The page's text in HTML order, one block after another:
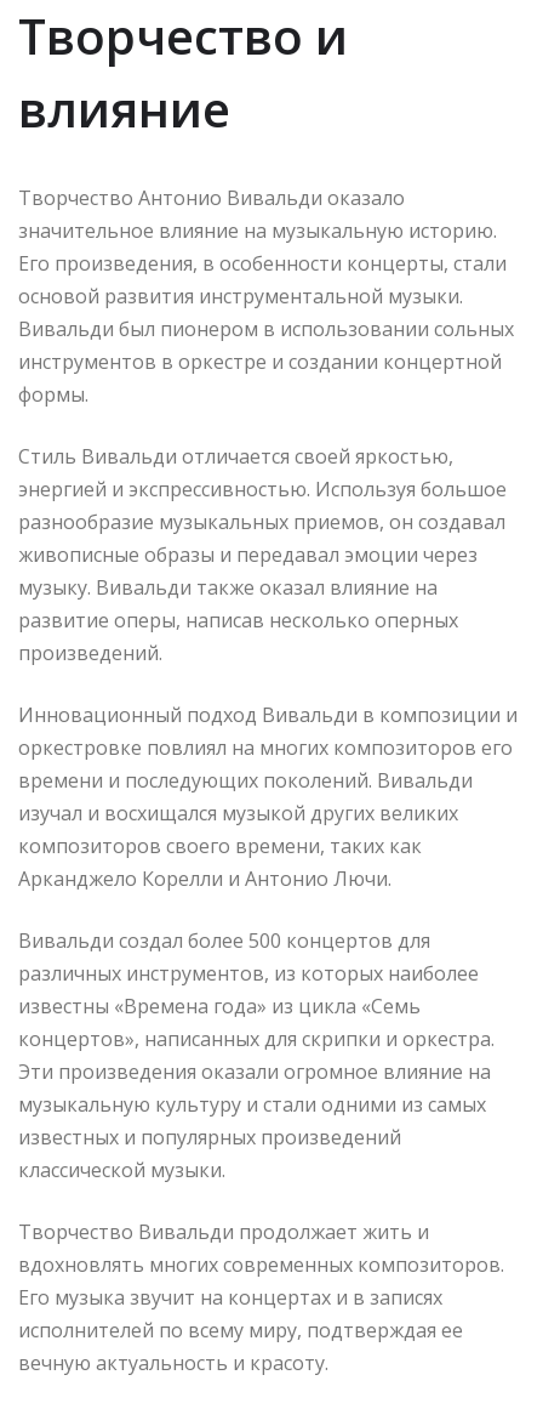
Творчество и
влияние
Творчество Антонио Вивальди оказало
значительное влияние на музыкальную историю.
Его произведения, в особенности концерты, стали
основой развития инструментальной музыки.
Вивальди был пионером в использовании сольных
инструментов в оркестре и создании концертной
формы.
Стиль Вивальди отличается своей яркостью,
энергией и экспрессивностью. Используя большое
разнообразие музыкальных приемов, он создавал
живописные образы и передавал эмоции через
музыку. Вивальди также оказал влияние на
развитие оперы, написав несколько оперных
произведений.
Инновационный подход Вивальди в композиции и
оркестровке повлиял на многих композиторов его
времени и последующих поколений. Вивальди
изучал и восхищался музыкой других великих
композиторов своего времени, таких как
Арканджело Корелли и Антонио Лючи.
Вивальди создал более 500 концертов для
различных инструментов, из которых наиболее
известны «Времена года» из цикла «Семь
концертов», написанных для скрипки и оркестра.
Эти произведения оказали огромное влияние на
музыкальную культуру и стали одними из самых
известных и популярных произведений
классической музыки.
Творчество Вивальди продолжает жить и
вдохновлять многих современных композиторов.
Его музыка звучит на концертах и в записях
исполнителей по всему миру, подтверждая ее
вечную актуальность и красоту.